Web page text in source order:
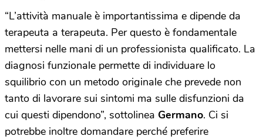
“L’attività manuale è importantissima e dipende da
terapeuta a terapeuta. Per questo è fondamentale
mettersi nelle mani di un professionista qualificato. La
diagnosi funzionale permette di individuare lo
squilibrio con un metodo originale che prevede non
tanto di lavorare sui sintomi ma sulle disfunzioni da
cui questi dipendono”, sottolinea Germano. Ci si
potrebbe inoltre domandare perché preferire